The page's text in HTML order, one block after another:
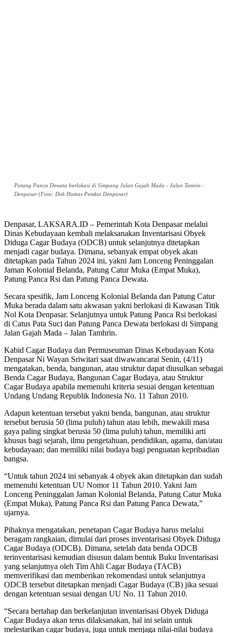
Patung Panca Dewata berlokasi di Simpang Jalan Gajah Mada - Jalan Tamrin -
Denpasar (Foto: Dok Humas Pemkot Denpasar)
Denpasar, LAKSARA.ID – Pemerintah Kota Denpasar melalui
Dinas Kebudayaan kembali melaksanakan Inventarisasi Obyek
Diduga Cagar Budaya (ODCB) untuk selanjutnya ditetapkan
menjadi cagar budaya. Dimana, sebanyak empat obyek akan
ditetapkan pada Tahun 2024 ini, yakni Jam Lonceng Peninggalan
Jaman Kolonial Belanda, Patung Catur Muka (Empat Muka),
Patung Panca Rsi dan Patung Panca Dewata.
Secara spesifik, Jam Lonceng Kolonial Belanda dan Patung Catur
Muka berada dalam satu akwasan yakni berlokasi di Kawasan Titik
Nol Kota Denpasar. Selanjutnya untuk Patung Panca Rsi berlokasi
di Catus Pata Suci dan Patung Panca Dewata berlokasi di Simpang
Jalan Gajah Mada – Jalan Tamhrin.
Kabid Cagar Budaya dan Permuseuman Dinas Kebudayaan Kota
Denpasar Ni Wayan Sriwitari saat diwawancarai Senin, (4/11)
mengatakan, benda, bangunan, atau struktur dapat diusulkan sebagai
Benda Cagar Budaya, Bangunan Cagar Budaya, atau Struktur
Cagar Budaya apabila memenuhi kriteria sesuai dengan ketentuan
Undang Undang Republik Indonesia No. 11 Tahun 2010.
Adapun ketentuan tersebut yakni benda, bangunan, atau struktur
tersebut berusia 50 (lima puluh) tahun atau lebih, mewakili masa
gaya paling singkat berusia 50 (lima puluh) tahun, memiliki arti
khusus bagi sejarah, ilmu pengetahuan, pendidikan, agama, dan/atau
kebudayaan; dan memiliki nilai budaya bagi penguatan kepribadian
bangsa.
“Untuk tahun 2024 ini sebanyak 4 obyek akan ditetapkan dan sudah
memenuhi ketentuan UU Nomor 11 Tahun 2010. Yakni Jam
Lonceng Peninggalan Jaman Kolonial Belanda, Patung Catur Muka
(Empat Muka), Patung Panca Rsi dan Patung Panca Dewata,”
ujarnya.
Pihaknya mengatakan, penetapan Cagar Budaya harus melalui
beragam rangkaian, dimulai dari proses inventarisasi Obyek Diduga
Cagar Budaya (ODCB). Dimana, setelah data benda ODCB
terinventarisasi kemudian disusun dalam bentuk Buku Inventarisasi
yang selanjutnya oleh Tim Ahli Cagar Budaya (TACB)
memverifikasi dan memberikan rekomendasi untuk selanjutnya
ODCB tersebut ditetapkan menjadi Cagar Budaya (CB) jika sesuai
dengan ketentuan sesuai dengan UU No. 11 Tahun 2010.
“Secara bertahap dan berkelanjutan inventarisasi Obyek Diduga
Cagar Budaya akan terus dilaksanakan, hal ini selain untuk
melestarikan cagar budaya, juga untuk menjaga nilai-nilai budaya